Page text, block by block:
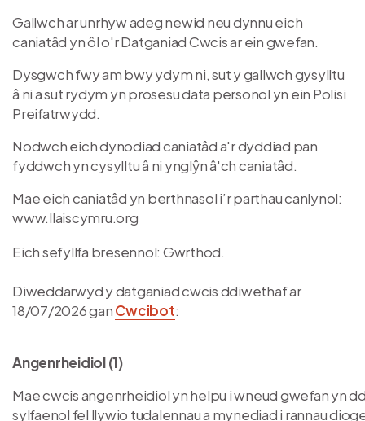
Gallwch ar unrhyw adeg newid neu dynnu eich
caniatâd yn ôl o'r Datganiad Cwcis ar ein gwefan.
Dysgwch fwy am bwy ydym ni, sut y gallwch gysylltu
â ni a sut rydym yn prosesu data personol yn ein Polisi
Preifatrwydd.
Nodwch eich dynodiad caniatâd a'r dyddiad pan
fyddwch yn cysylltu â ni ynglŷn â'ch caniatâd.
Mae eich caniatâd yn berthnasol i’r parthau canlynol:
www.llaiscymru.org
Eich sefyllfa bresennol: Gwrthod.
Diweddarwyd y datganiad cwcis ddiwethaf ar
18/07/2026 ganCwcibot:
Angenrheidiol (1)
Mae cwcis angenrheidiol yn helpu i wneud gwefan yn
sylfaenol fel llywio tudalennau a mynediad i rannau